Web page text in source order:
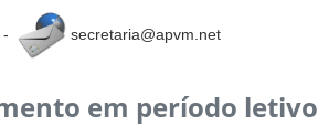
secretaria@apvm.net
em período letivo